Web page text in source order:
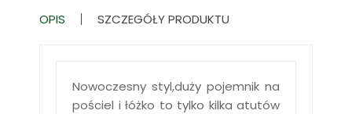
OPIS SZCZEGÓŁY PRODUKTU
Nowoczesny styl,duży pojemnik na
pościel i łóżko to tylko kilka atutów